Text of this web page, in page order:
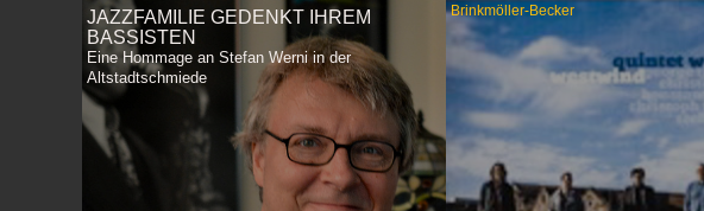
JAZZFAMILIE GEDENKT IHREM
BASSISTEN
Eine Hommage an Stefan Werni in der
Altstadtschmiede
Brinkmöller-Becker